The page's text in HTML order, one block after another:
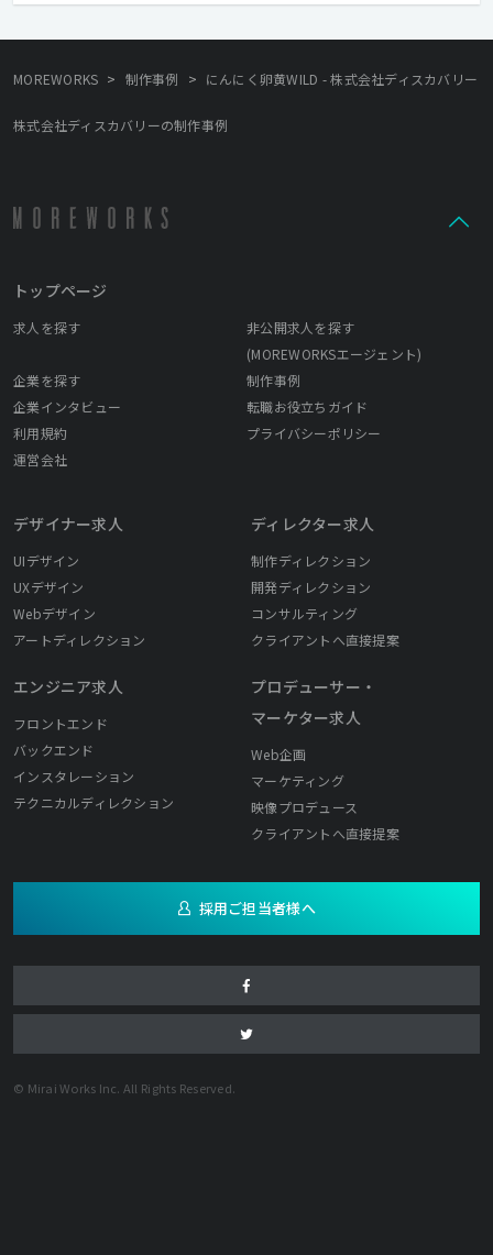
MOREWORKS > 制作事例 > にんにく卵黄WILD - 株式会社ディスカバリー
株式会社ディスカバリーの制作事例
トップページ
求人を探す
非公開求人を探す
(MOREWORKSエージェント)
企業を探す
制作事例
企業インタビュー
転職お役立ちガイド
利用規約
プライバシーポリシー
運営会社
デザイナー求人
UIデザイン
UXデザイン
Webデザイン
アートディレクション
エンジニア求人
フロントエンド
バックエンド
インスタレーション
テクニカルディレクション
ディレクター求人
制作ディレクション
開発ディレクション
コンサルティング
クライアントへ直接提案
プロデューサー・
マーケター求人
Web企画
マーケティング
映像プロデュース
クライアントへ直接提案
採用ご担当者様へ
© Mirai Works Inc. All Rights Reserved.